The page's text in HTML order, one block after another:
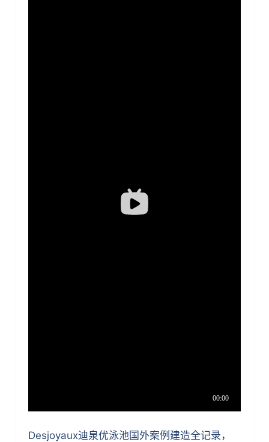
Desjoyaux迪泉优泳池国外案例建造全记录，